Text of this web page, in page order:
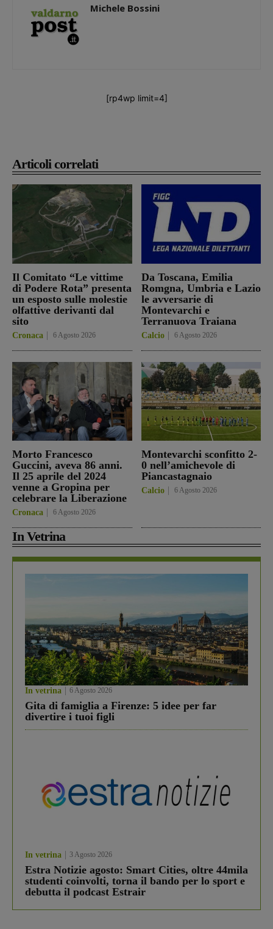
Articoli correlati
Il Comitato “Le vittime
di Podere Rota” presenta
un esposto sulle molestie
olfattive derivanti dal
sito
Cronaca 6 Agosto 2026
Da Toscana, Emilia
Romgna, Umbria e Lazio
le avversarie di
Montevarchi e
Terranuova Traiana
Calcio 6 Agosto 2026
Morto Francesco
Guccini, aveva 86 anni.
Il 25 aprile del 2024
venne a Gropina per
celebrare la Liberazione
Cronaca 6 Agosto 2026
Montevarchi sconfitto 2-
0 nell’amichevole di
Piancastagnaio
Calcio 6 Agosto 2026
In Vetrina
In vetrina 6 Agosto 2026
Gita di famiglia a Firenze: 5 idee per far
divertire i tuoi figli
In vetrina 3 Agosto 2026
Estra Notizie agosto: Smart Cities, oltre 44mila
studenti coinvolti, torna il bando per lo sport e
debutta il podcast Estrair
Michele Bossini
[rp4wp limit=4]